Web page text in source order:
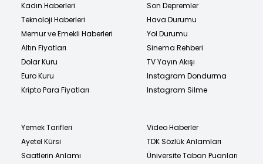
Kadın Haberleri
Teknoloji Haberleri
Memur ve Emekli Haberleri
Altın Fiyatları
Dolar Kuru
Euro Kuru
Kripto Para Fiyatları
Son Depremler
Hava Durumu
Yol Durumu
Sinema Rehberi
TV Yayın Akışı
Instagram Dondurma
Instagram Silme
Yemek Tarifleri
Ayetel Kürsi
Saatlerin Anlamı
Video Haberler
TDK Sözlük Anlamları
Üniversite Taban Puanları